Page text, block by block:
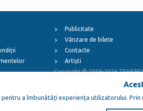
Publicitate
Vânzare de bilete
Contacte
Artiști
Copyright © 2009-2026
a îmbunătăți experiența utilizatorului.